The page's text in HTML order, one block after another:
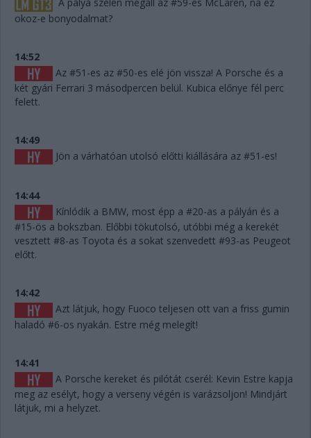
A pálya szélén megáll az #59-es McLaren, na ez
okoz-e bonyodalmat?
14:52
Az #51-es az #50-es elé jön vissza! A Porsche és a
két gyári Ferrari 3 másodpercen belül. Kubica előnye fél perc
felett.
14:49
Jön a várhatóan utolsó előtti kiállására az #51-es!
14:44
Kínlódik a BMW, most épp a #20-as a pályán és a
#15-ös a bokszban. Előbbi tökutolsó, utóbbi még a kerekét
vesztett #8-as Toyota és a sokat szenvedett #93-as Peugeot
előtt.
14:42
Azt látjuk, hogy Fuoco teljesen ott van a friss gumin
haladó #6-os nyakán. Estre még melegít!
14:41
A Porsche kereket és pilótát cserél: Kevin Estre kapja
meg az esélyt, hogy a verseny végén is varázsoljon! Mindjárt
látjuk, mi a helyzet.